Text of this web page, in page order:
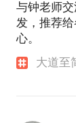
与钟老师
发，推荐
心。
大道至